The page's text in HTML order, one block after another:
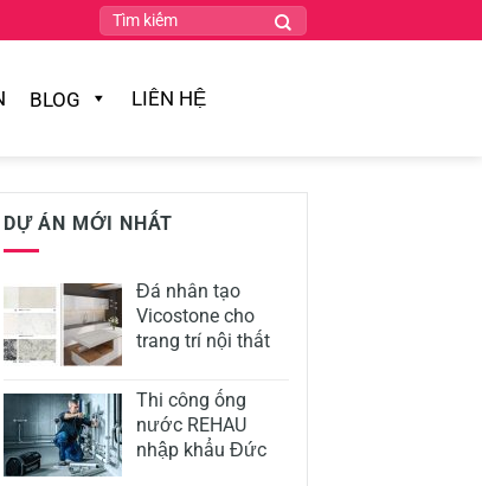
BLOG LIÊN HỆ
DỰ ÁN MỚI NHẤT
Đá nhân tạo
Vicostone cho
trang trí nội thất
Thi công ống
nước REHAU
nhập khẩu Đức